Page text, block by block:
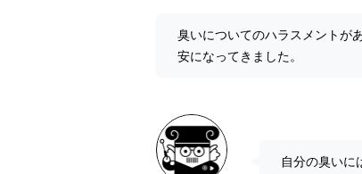
臭いについてのハラスメントが
安になってきました。
自分の臭いに